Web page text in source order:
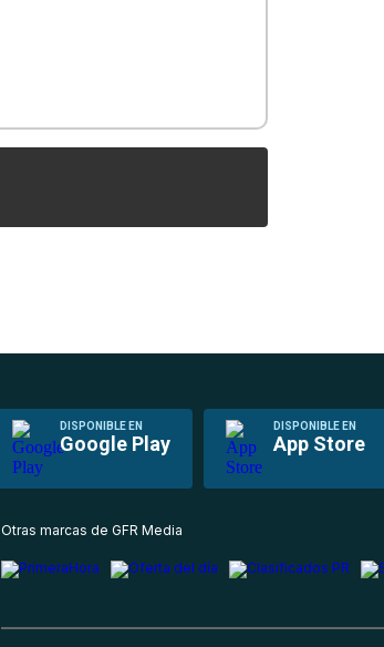
DISPONIBLE EN
Google Play
DISPONIBLE EN
App Store
Otras marcas de GFR Media